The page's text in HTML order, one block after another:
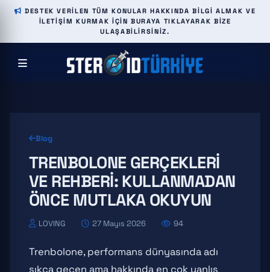
DESTEK VERILEN TÜM KONULAR HAKKINDA BILGI ALMAK VE
ILETIŞIM KURMAK IÇIN BURAYA TIKLAYARAK BIZE
ULAŞABILIRSINIZ.
Blog
TRENBOLONE GERÇEKLERI
VE REHBERI: KULLANMADAN
ÖNCE MUTLAKA OKUYUN
LOVING 27 Mayıs 2026 94
Trenbolone, performans dünyasında adı
sıkça geçen ama hakkında en çok yanlış